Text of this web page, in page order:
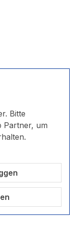
Bitte
Partner, um